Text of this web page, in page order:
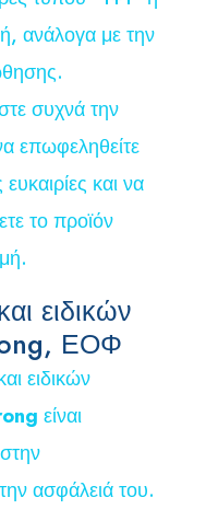
ανάλογα με την
συχνά την
επωφεληθείτε
και να
το προϊόν
ειδικών
ΕΟΦ
ειδικών
είναι
ασφάλειά του.